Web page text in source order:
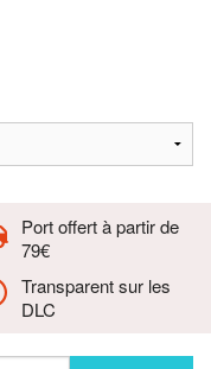
Port offert à partir de
79€
Transparent sur les
DLC